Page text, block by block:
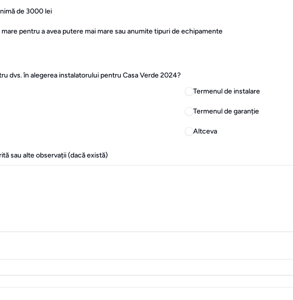
de 3000 lei
pentru a avea putere mai mare sau anumite tipuri de echipamente
dvs. în alegerea instalatorului pentru Casa Verde 2024?
Termenul de instalare
Termenul de garanție
Altceva
sau alte observații (dacă există)